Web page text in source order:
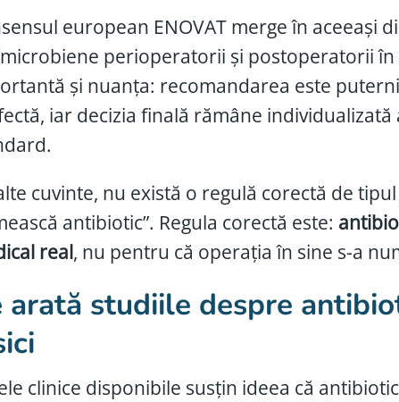
european ENOVAT merge în
perioperatorii și postoperatorii în
și nuanța: recomandarea este
iar decizia finală rămâne
cuvinte, nu există o regulă corectă de
antibiotic”. Regula corectă este:
real, nu pentru că operația în sine s-a
arată studiile despre
clinice disponibile susțin ideea că